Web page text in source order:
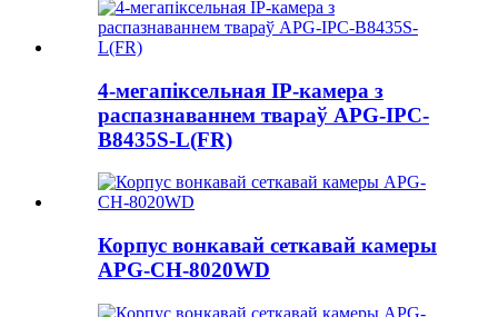
4-мегапіксельная IP-камера з
распазнаваннем твараў APG-IPC-
B8435S-L(FR)
Корпус вонкавай сеткавай камеры
APG-CH-8020WD